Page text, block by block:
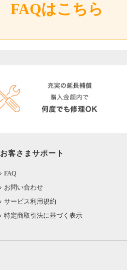
FAQはこちら
お客さまサポート
FAQ
お問い合わせ
サービス利用規約
特定商取引法に基づく表示